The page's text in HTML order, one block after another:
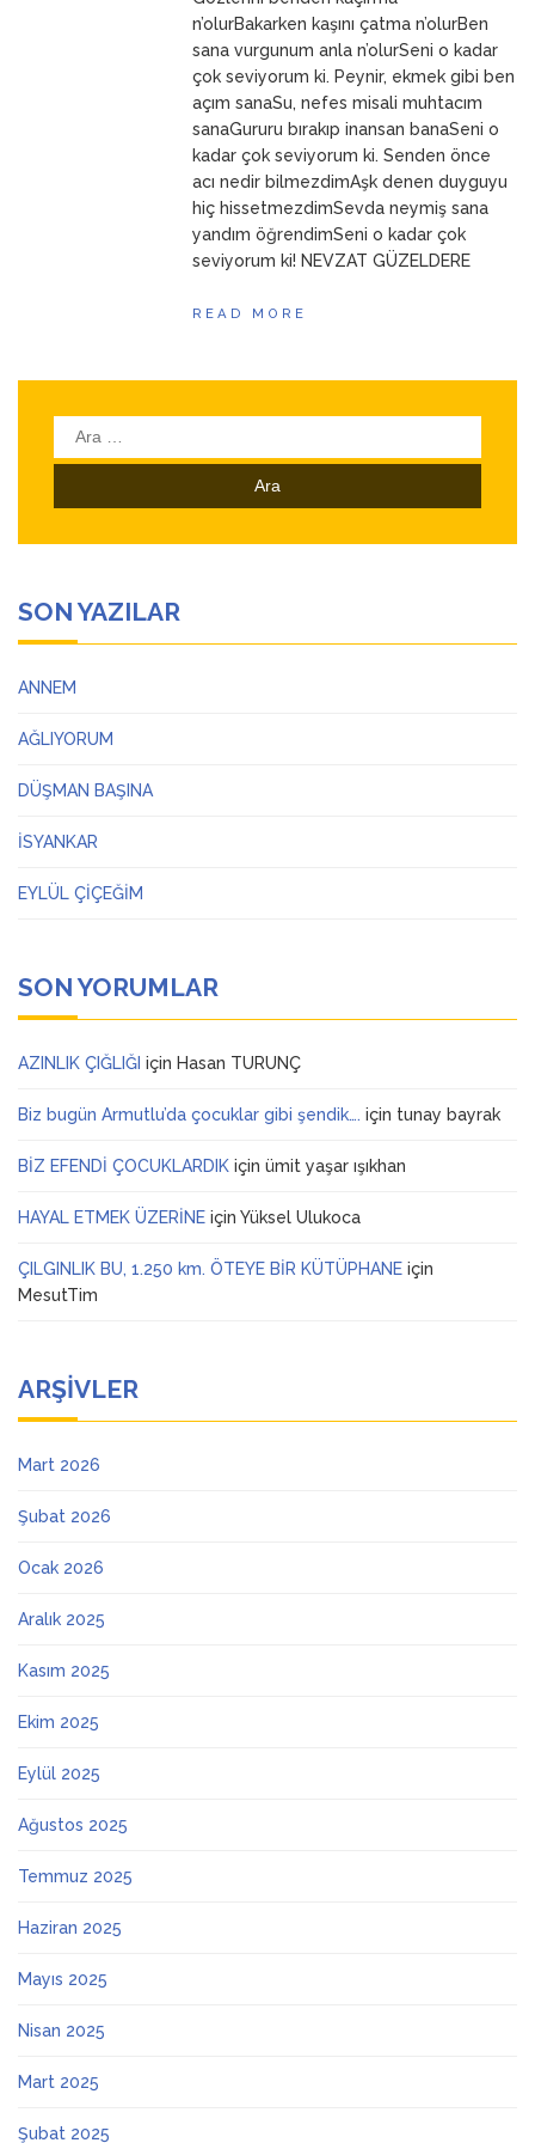
ANNEMn’olurBakarken kaşını çatma n’olurBen
sana vurgunum anla n’olurSeni o kadar
çok seviyorum ki. Peynir, ekmek gibi ben
açım sanaSu, nefes misali muhtacım
sanaGururu bırakıp inansan banaSeni o
kadar çok seviyorum ki. Senden önce
acı nedir bilmezdimAşk denen duyguyu
hiç hissetmezdimSevda neymiş sana
yandım öğrendimSeni o kadar çok
seviyorum ki! NEVZAT GÜZELDERE
READ MORE
Arama:
SON YAZILAR
ANNEM
AĞLIYORUM
DÜŞMAN BAŞINA
İSYANKAR
EYLÜL ÇİÇEĞİM
SON YORUMLAR
AZINLIK ÇIĞLIĞI için Hasan TURUNÇ
Biz bugün Armutlu’da çocuklar gibi şendik…. için tunay bayrak
BİZ EFENDİ ÇOCUKLARDIK için ümit yaşar ışıkhan
HAYAL ETMEK ÜZERİNE için Yüksel Ulukoca
ÇILGINLIK BU, 1.250 km. ÖTEYE BİR KÜTÜPHANE için
MesutTim
ARŞIVLER
Mart 2026
Şubat 2026
Ocak 2026
Aralık 2025
Kasım 2025
Ekim 2025
Eylül 2025
Ağustos 2025
Temmuz 2025
Haziran 2025
Mayıs 2025
Nisan 2025
Mart 2025
Şubat 2025